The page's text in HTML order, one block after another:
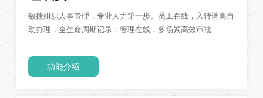
敏捷组织人事管理，专业人力第一步。员工在线，入转调离自
助办理，全生命周期记录；管理在线，多场景高效审批
功能介绍